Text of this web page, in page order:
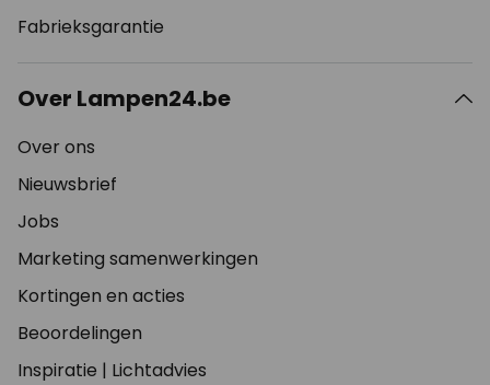
Fabrieksgarantie
Over Lampen24.be
Over ons
Nieuwsbrief
Jobs
Marketing samenwerkingen
Kortingen en acties
Beoordelingen
Inspiratie | Lichtadvies